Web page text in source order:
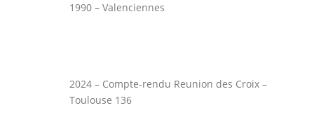
1990 – Valenciennes
2024 – Compte-rendu Reunion des Croix –
Toulouse 136